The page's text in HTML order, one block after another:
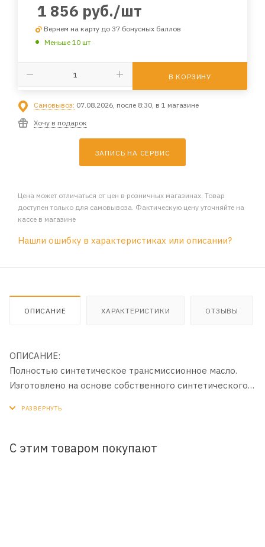
1 856 руб./шт
Вернем на карту до 37 бонусных баллов
Меньше 10 шт
В КОРЗИНУ
Самовывоз: 07.08.2026, после 8:30, в 1 магазине
Хочу в подарок
ЗАПИСЬ НА СЕРВИС
Цена может отличаться от цен в розничных магазинах. Товар
доступен только для самовывоза. Фактическую цену уточняйте на
кассе в магазине
Нашли ошибку в характеристиках или описании?
ОПИСАНИЕ ХАРАКТЕРИСТИКИ ОТЗЫВЫ
ОПИСАНИЕ:
Полностью синтетическое трансмиссионное масло.
Изготовлено на основе собственного синтетического
Масло для бесступенчатых коробок передач (CVT) как
С этим товаром покупают